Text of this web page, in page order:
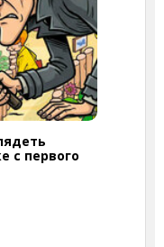
с первого